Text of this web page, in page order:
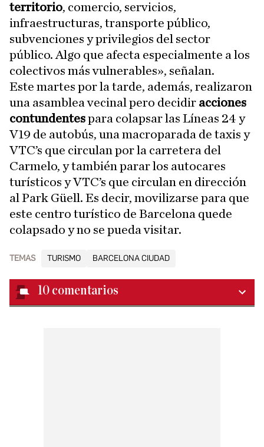
territorio, comercio, servicios,
infraestructuras, transporte público,
subvenciones y privilegios del sector
público. Algo que afecta especialmente a los
colectivos más vulnerables», señalan.
Este martes por la tarde, además, realizaron
una asamblea vecinal pero decidir acciones
contundentespara colapsar las Líneas 24 y
V19 de autobús, una macroparada de taxis y
VTC’s que circulan por la carretera del
Carmelo, y también parar los autocares
turísticos y VTC’s que circulan en dirección
al Park Güell. Es decir, movilizarse para que
este centro turístico de Barcelona quede
colapsado y no se pueda visitar.
TEMAS TURISMO BARCELONA CIUDAD
10 comentarios